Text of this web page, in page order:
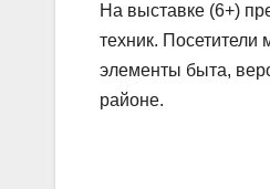
На выставке (6+)
техник. Посетители
элементы быта,
районе.